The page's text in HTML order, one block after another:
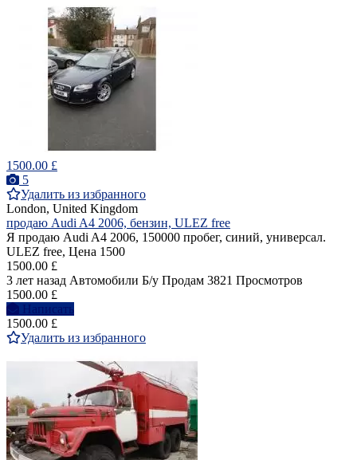
1500.00 £
5
Удалить из избранного
London, United Kingdom
продаю Audi A4 2006, бензин, ULEZ free
Я продаю Audi A4 2006, 150000 пробег, синий, универсал.
ULEZ free, Цена 1500
1500.00 £
3 лет назад Автомобили Б/у Продам 3821 Просмотров
1500.00 £
Написать
1500.00 £
Удалить из избранного